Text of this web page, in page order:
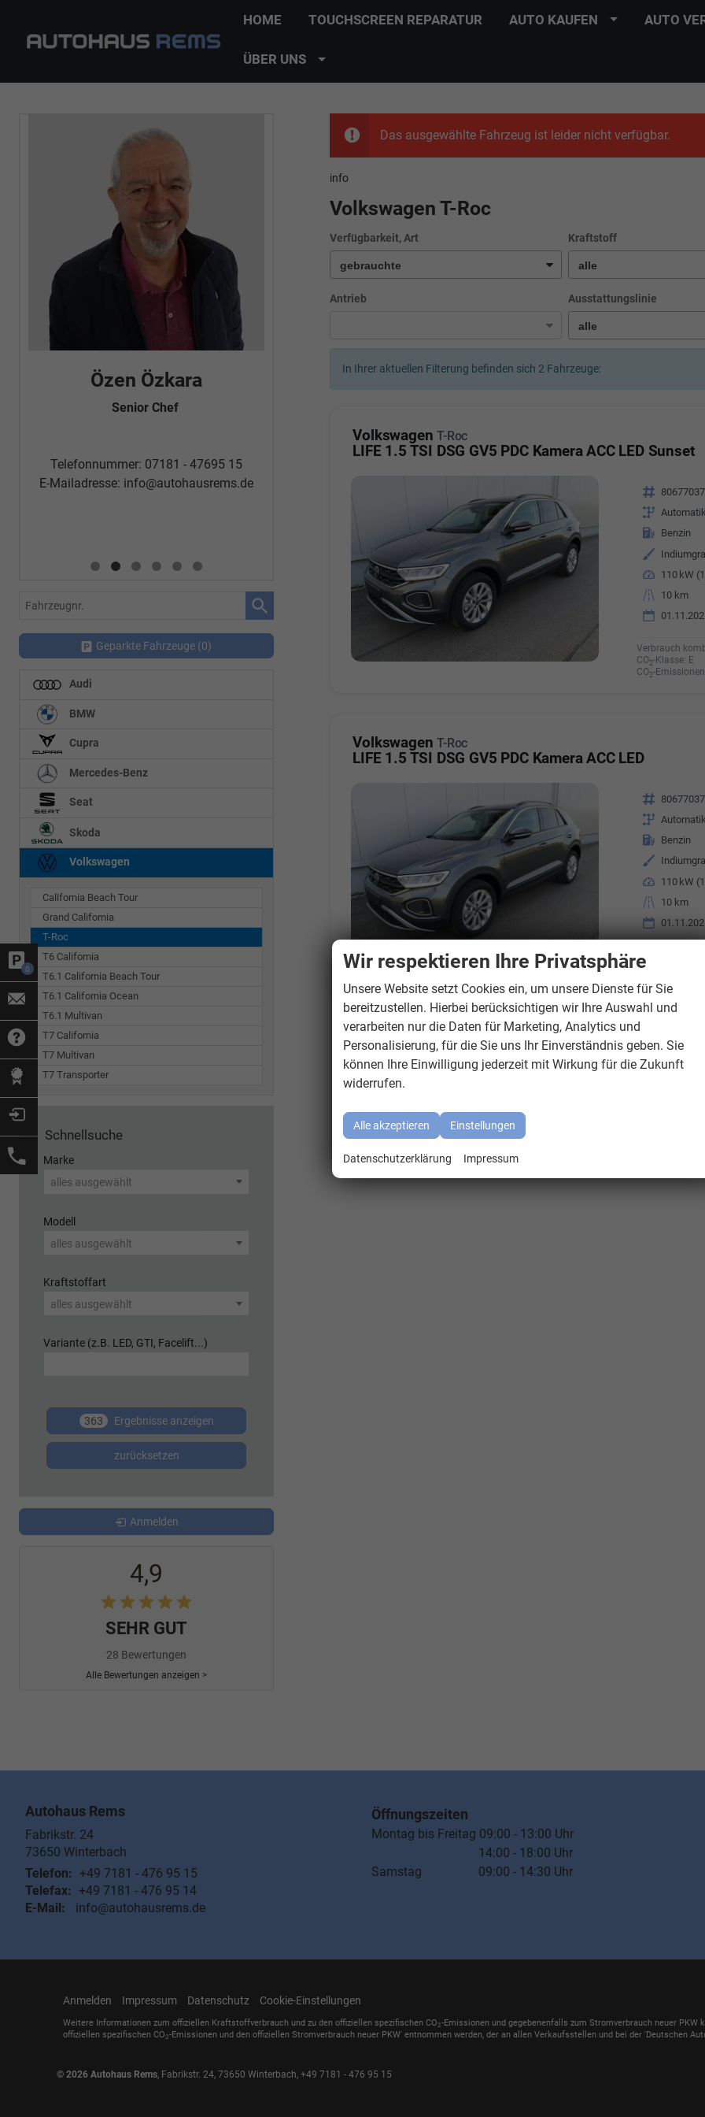
0
HOME TOUCHSCREEN REPARATUR AUTO KAUFEN AUTO
ÜBER UNS
Das ausgewählte Fahrzeug ist leider nicht verfügbar.
info
Volkswagen T-Roc
Verfügbarkeit, Art Kraftstoff
Antrieb Ausstattungslinie
In Ihrer aktuellen Filterung befinden sich 2 Fahrzeuge:
Volkswagen T-Roc
LIFE 1.5 TSI DSG GV5 PDC Kamera ACC LED Sunset
Fahrzeugnr.
Getriebe
Kraftstoff Benzin
Außenfarbe
Leistung 110 kW
Kilometerstand
10 km
Verbrauch
CO2-Klasse: E
CO2-
Volkswagen T-Roc
LIFE 1.5 TSI DSG GV5 PDC Kamera ACC LED
Fahrzeugnr.
Getriebe
Kraftstoff Benzin
Außenfarbe
Leistung 110 kW
Kilometerstand
10 km
Verbrauch
CO
Özen Özkara
Senior Chef
Telefonnummer: 07181 - 47695 15
E-Mailadresse: info@autohausrems.de
Fatma Özyürek Oguz
Telefonnummer: 07181 - 47695 15
Telefonnummer: 07181 -
Fahrzeugnr.
Geparkte Fahrzeuge (0)
Audi
BMW
Cupra
Mercedes-Benz
Seat
Skoda
Volkswagen
California Beach Tour
Grand California
T-Roc
T6 California
T6.1 California Beach Tour
T6.1 California Ocean
T6.1 Multivan
T7 California
T7 Multivan
T7 Transporter
Schnellsuche
Marke
alles ausgewählt
Modell
alles ausgewählt
Kraftstoffart
alles ausgewählt
Variante (z.B. LED, GTI, Facelift...)
363 Ergebnisse anzeigen
zurücksetzen
Anmelden
4,9
SEHR GUT
28 Bewertungen
Alle Bewertungen anzeigen >
Autohaus Rems
Fabrikstr. 24
73650 Winterbach
Telefon: +49 7181 - 476 95 15
Telefax: +49 7181 - 476 95 14
E-Mail:
info@autohausrems.de
Öffnungszeiten
Montag bis Freitag 09:00 - 13:00 Uhr
14:00 - 18:00 Uhr
Samstag 09:00 - 14:30 Uhr
Anmelden Impressum Datenschutz Cookie-Einstellungen
Weitere Informationen zum offiziellen Kraftstoffverbrauch und zu den offiziellen spezifischen CO2-Emissionen und gegebenenfalls zum Stromverbrauch neuer
offiziellen spezifischen CO2-Emissionen und den offiziellen Stromverbrauch neuer PKW' entnommen werden, der an allen Verkaufsstellen und bei der 'Deutschen
© 2026 Autohaus Rems Fabrikstr. 24 73650 Winterbach, +49 7181 - 476 95 15
Wir respektieren Ihre Privatsphäre
Unsere Website setzt Cookies ein, um unsere Dienste für Sie
bereitzustellen. Hierbei berücksichtigen wir Ihre Auswahl und
verarbeiten nur die Daten für Marketing, Analytics und
Personalisierung, für die Sie uns Ihr Einverständnis geben. Sie
können Ihre Einwilligung jederzeit mit Wirkung für die Zukunft
widerrufen.
Alle akzeptieren Einstellungen
Datenschutzerklärung Impressum